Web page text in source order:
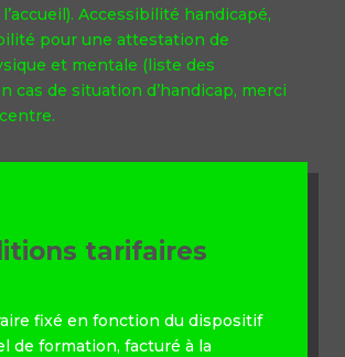
Accessibilité handicapé,
pour une attestation de
et mentale (liste des
cas de situation d’handicap, merci
tarifaires
fixé en fonction du dispositif
de formation, facturé à la